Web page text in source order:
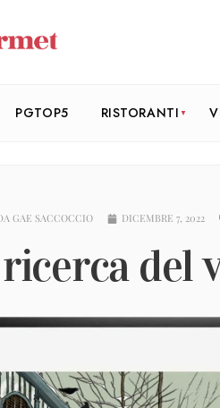
PGTOP5 RISTORANTI
GAE SACCOCCIO DICEMBRE 7, 2022
del